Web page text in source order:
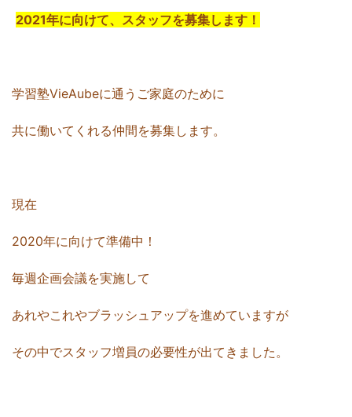
2021年に向けて、スタッフを募集します！
学習塾VieAubeに通うご家庭のために
共に働いてくれる仲間を募集します。
現在
2020年に向けて準備中！
毎週企画会議を実施して
あれやこれやブラッシュアップを進めていますが
その中でスタッフ増員の必要性が出てきました。